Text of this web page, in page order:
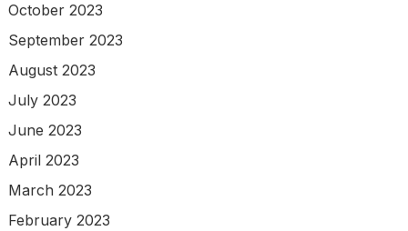
October 2023
September 2023
August 2023
July 2023
June 2023
April 2023
March 2023
February 2023